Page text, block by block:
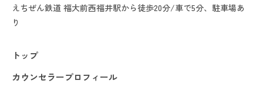
えちぜん鉄道 福大前西福井駅から徒歩20分/車で5分、駐車場あ
り
トップ
カウンセラープロフィール